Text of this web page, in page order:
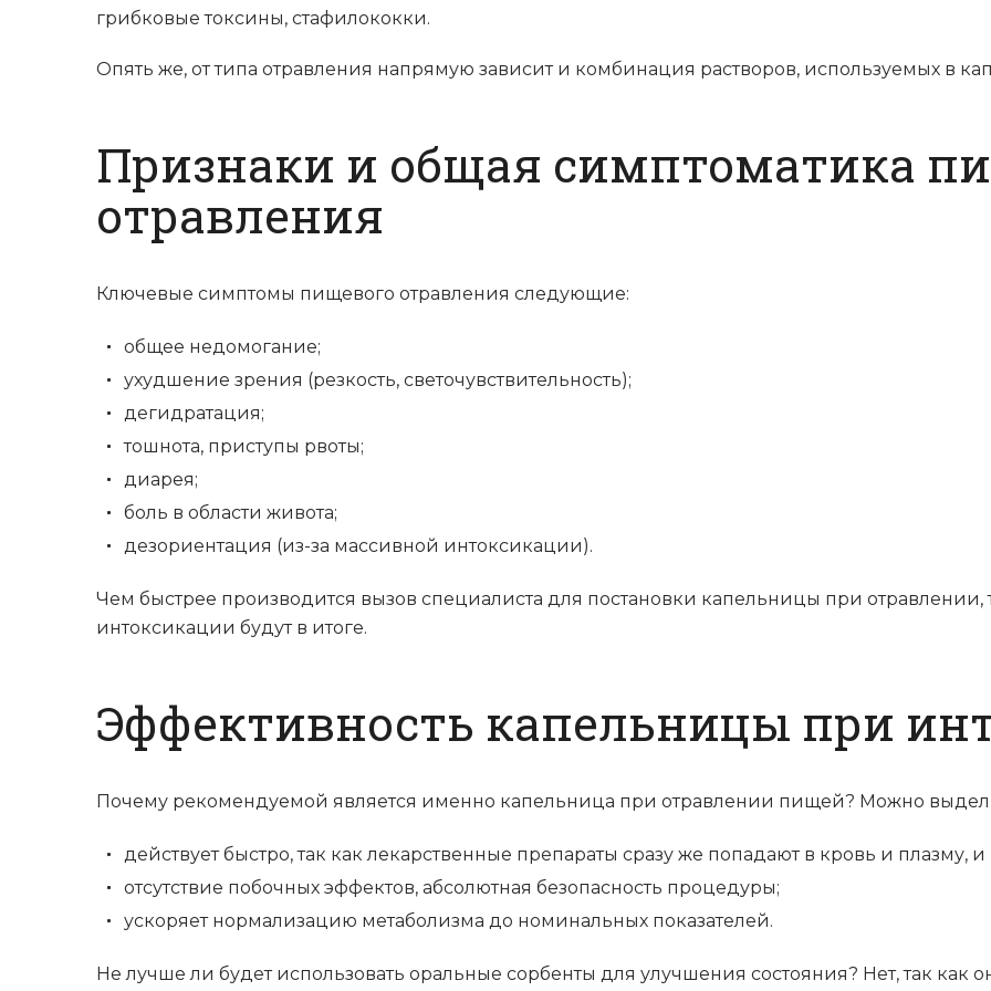
грибковые токсины, стафилококки.
Опять же, от типа отравления напрямую зависит и комбинация растворов, используемых в
Признаки и общая симптоматика
отравления
Ключевые симптомы пищевого отравления следующие:
общее недомогание;
ухудшение зрения (резкость, светочувствительность);
дегидратация;
тошнота, приступы рвоты;
диарея;
боль в области живота;
дезориентация (из-за массивной интоксикации).
Чем быстрее производится вызов специалиста для постановки капельницы при
интоксикации будут в итоге.
Эффективность капельницы при
Почему рекомендуемой является именно капельница при отравлении пищей? Можно
действует быстро, так как лекарственные препараты сразу же попадают в кровь и плазму, и
отсутствие побочных эффектов, абсолютная безопасность процедуры;
ускоряет нормализацию метаболизма до номинальных показателей.
Не лучше ли будет использовать оральные сорбенты для улучшения состояния? Нет, так как